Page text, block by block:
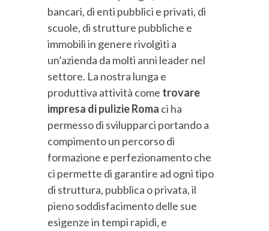
bancari, di enti pubblici e privati, di
scuole, di strutture pubbliche e
immobili in genere rivolgiti a
un’azienda da molti anni leader nel
settore. La nostra lunga e
produttiva attività come trovare
impresa di pulizie Roma ci ha
permesso di svilupparci portando a
compimento un percorso di
formazione e perfezionamento che
ci permette di garantire ad ogni tipo
di struttura, pubblica o privata, il
pieno soddisfacimento delle sue
esigenze in tempi rapidi, e